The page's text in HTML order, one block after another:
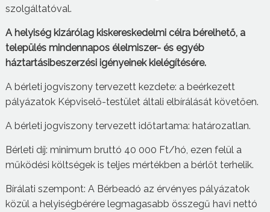
szolgáltatóval.
A helyiség kizárólag kiskereskedelmi célra bérelhető, a
település mindennapos élelmiszer- és egyéb
háztartásibeszerzésiigényeinek kielégítésére.
A bérleti jogviszony tervezett kezdete: a beérkezett
pályázatok Képviselő-testület általi elbírálását követően.
A bérleti jogviszony tervezett időtartama: határozatlan.
Bérleti díj: minimum bruttó 40 000 Ft/hó, ezen felül a
működési költségek is teljes mértékben a bérlőt terhelik.
Bírálati szempont: A Bérbeadó az érvényes pályázatok
közül a helyiségbérére legmagasabb összegű havi nettó